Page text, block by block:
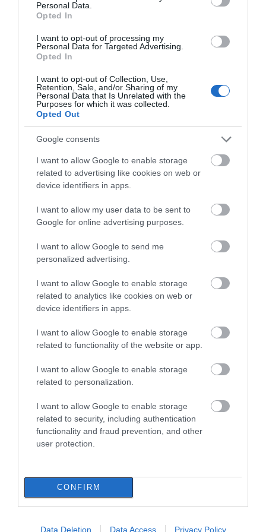
Personal Data.
Opted In
I want to opt-out of processing my
Personal Data for Targeted Advertising.
Opted In
I want to opt-out of Collection, Use,
Retention, Sale, and/or Sharing of my
Personal Data that Is Unrelated with the
Purposes for which it was collected.
Opted Out
Google consents
I want to allow Google to enable storage
related to advertising like cookies on web or
device identifiers in apps.
I want to allow my user data to be sent to
Google for online advertising purposes.
I want to allow Google to send me
personalized advertising.
I want to allow Google to enable storage
related to analytics like cookies on web or
device identifiers in apps.
I want to allow Google to enable storage
related to functionality of the website or app.
I want to allow Google to enable storage
related to personalization.
I want to allow Google to enable storage
related to security, including authentication
functionality and fraud prevention, and other
user protection.
CONFIRM
Data Deletion Data Access Privacy Policy
08.08.2026 | 20:20
Εύβοια: Η μαύρη επέτειος της
καταστροφικής πυρκαγιάς – Το
χρονικό της τραγωδίας
Εύβοια: Πότε θα γίνει ο
καθιερωμένος έρανος για το
«Στιφάδο της Παναγίας»
Ο Αλέξης Τσίπρας παρουσιάζει το
οικονομικό πρόγραμμα της ΕΛ.Α.Σ.
στη Θεσσαλονίκη
Κάνεις δεν ξεχνά τι έζησε η
08.08.2026 | 19:00
Σε δημοπρασία η μπάλα των
ιστορικών γκολ του Μαραντόνα
08.08.2026 | 18:40
Αγανάκτηση σε χωριό της
νερό – Σοβαρή καταγγελία
08.08.2026 | 18:20
Αγροτικές ενισχύσεις: Ποιοι θα
λάβουν νωρίτερα τις
προκαταβολές
08.08.2026 | 18:00
αντιδήμαρχος στην Εύβοια! Έγινε
για τρίτη φορά παππούς!
08.08.2026 | 17:40
ΠΕΡΙΣΣΟΤΕΡΑ ΑΠΟ ΕΙΔΗΣΕΙΣ ΕΥΒΟΙΑ
Ρίγη συγκίνησης στην
Εύβοια! Η Ιερά Μονή
Οσίου Δαυΐδ έλαμψε
της Μεταμορφώσεως
Εύβοια: Τέλος στις
παράνομες χωματερές
χωρίς εξαιρέσεις
Εύβοια: Η μαύρη
Εύβοια: Πότε θα γίνει ο